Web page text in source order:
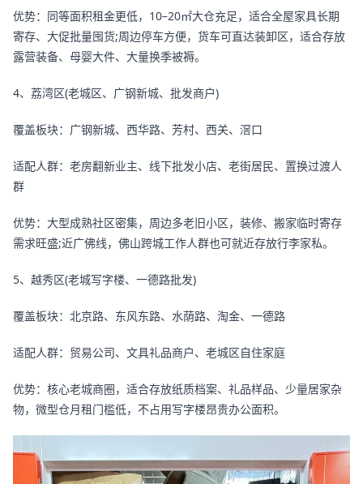
优势：同等面积租金更低，10–20㎡大仓充足，适合全屋家具长期
寄存、大促批量囤货;周边停车方便，货车可直达装卸区，适合存放
露营装备、母婴大件、大量换季被褥。
4、荔湾区(老城区、广钢新城、批发商户)
覆盖板块：广钢新城、西华路、芳村、西关、滘口
适配人群：老房翻新业主、线下批发小店、老街居民、置换过渡人
群
优势：大型成熟社区密集，周边多老旧小区，装修、搬家临时寄存
需求旺盛;近广佛线，佛山跨城工作人群也可就近存放行李家私。
5、越秀区(老城写字楼、一德路批发)
覆盖板块：北京路、东风东路、水荫路、淘金、一德路
适配人群：贸易公司、文具礼品商户、老城区自住家庭
优势：核心老城商圈，适合存放纸质档案、礼品样品、少量居家杂
物，微型仓月租门槛低，不占用写字楼昂贵办公面积。